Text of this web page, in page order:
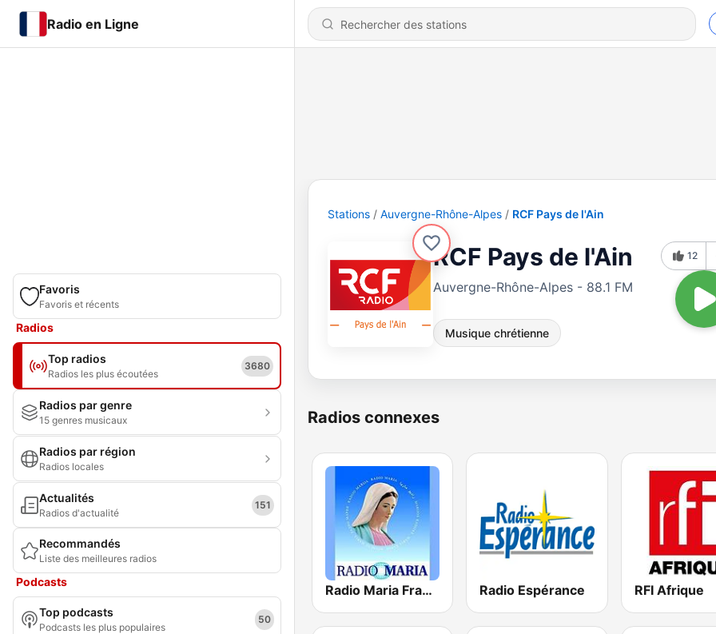
Radio en Ligne
Favoris
Favoris et récents
Radios
Top radios
Radios les plus écoutées
3680
Radios par genre
15 genres musicaux
Radios par région
Radios locales
Actualités
Radios d'actualité
151
Recommandés
Liste des meilleures radios
Podcasts
Top podcasts
Podcasts les plus populaires
50
Stations Auvergne-Rhône-Alpes RCF Pays de l'Ain
RCF Pays de l'Ain
Auvergne-Rhône-Alpes - 88.1 FM
Musique chrétienne
12
Radios connexes
Radio Maria France Radio Espérance RFI Afrique